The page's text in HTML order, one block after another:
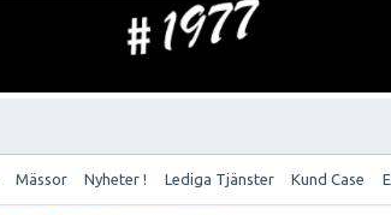
Mässor Nyheter ! Lediga Tjänster Kund Case